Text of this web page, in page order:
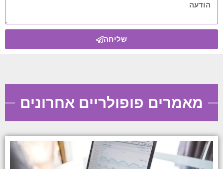
שליחה
מאמרים פופולריים אחרונים